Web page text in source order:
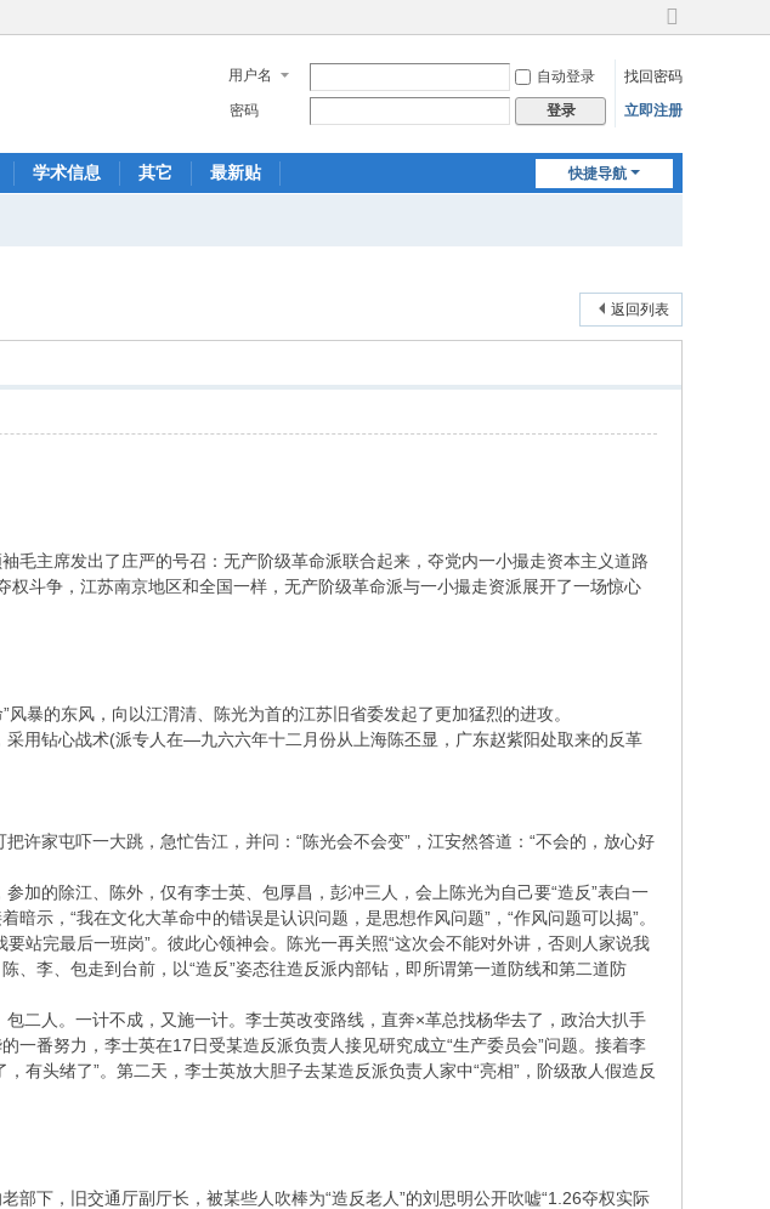
切
到
宽
用户名 自动登录
找回密码
密码
登录 立即注册
快捷导航
学术信息 其它 最新贴
返回列表
毛主席发出了庄严的号召：无产阶级革命派联合起来，夺党内一小撮走资本主义道路
斗争，江苏南京地区和全国一样，无产阶级革命派与一小撮走资派展开了一场惊心
的东风，向以江渭清、陈光为首的江苏旧省委发起了更加猛烈的进攻。
用钻心战术(派专人在—九六六年十二月份从上海陈丕显，广东赵紫阳处取来的反革
家屯吓一大跳，急忙告江，并问：“陈光会不会变”，江安然答道：“不会的，放心好
的除江、陈外，仅有李士英、包厚昌，彭冲三人，会上陈光为自己要“造反”表白一
示，“我在文化大革命中的错误是认识问题，是思想作风问题”，“作风问题可以揭”。
站完最后一班岗”。彼此心领神会。陈光一再关照“这次会不能对外讲，否则人家说我
、李、包走到台前，以“造反”姿态往造反派内部钻，即所谓第一道防线和第二道防
二人。一计不成，又施一计。李士英改变路线，直奔×革总找杨华去了，政治大扒手
一番努力，李士英在17日受某造反派负责人接见研究成立“生产委员会”问题。接着李
有头绪了”。第二天，李士英放大胆子去某造反派负责人家中“亮相”，阶级敌人假造反
下，旧交通厅副厅长，被某些人吹棒为“造反老人”的刘思明公开吹嘘“1.26夺权实际